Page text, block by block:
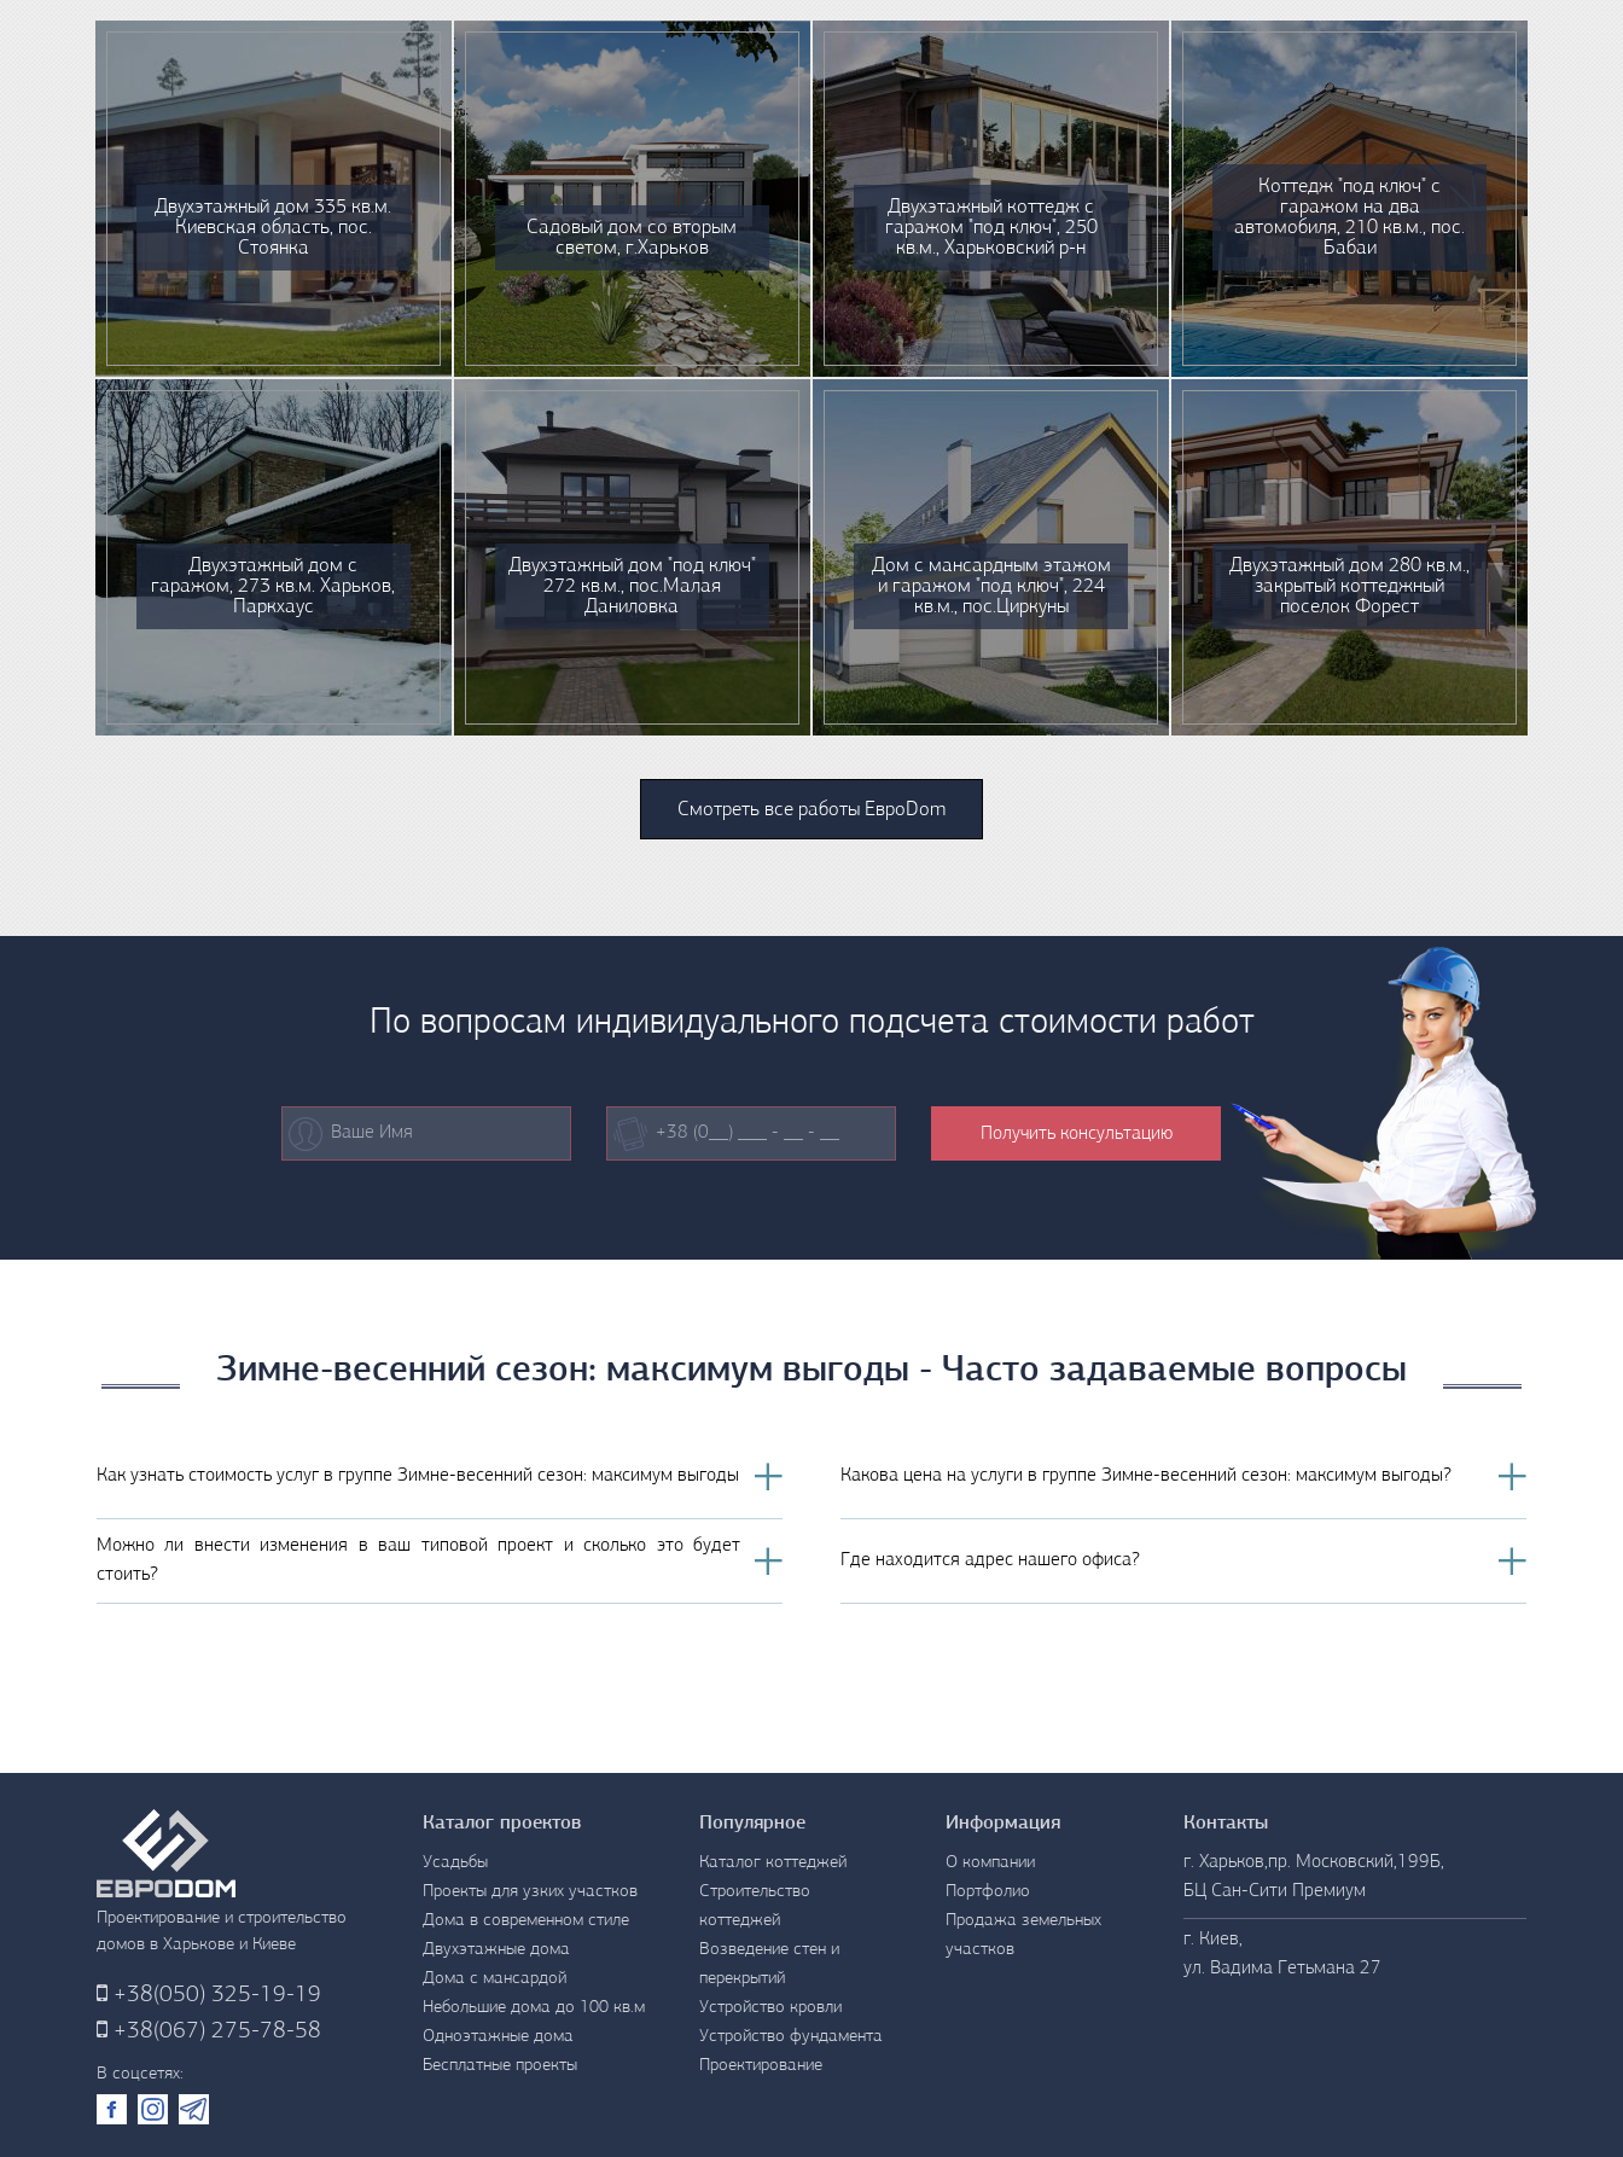
Двухэтажный дом 335 кв.м.
Киевская область, пос.
Стоянка
Садовый дом со вторым
светом, г.Харьков
Двухэтажный коттедж с
гаражом "под ключ", 250
кв.м., Харьковский р-н
Коттедж "под ключ" с
гаражом на два
автомобиля, 210 кв.м., пос.
Бабаи
Двухэтажный дом с
гаражом, 273 кв.м. Харьков,
Паркхаус
Двухэтажный дом "под ключ"
272 кв.м., пос.Малая
Даниловка
Дом с мансардным этажом
и гаражом "под ключ", 224
кв.м., пос.Циркуны
Двухэтажный дом 280 кв.м.,
закрытый коттеджный
поселок Форест
Смотреть все работы ЕвроDom
По вопросам индивидуального подсчета стоимости работ
Зимне-весенний сезон: максимум выгоды - Часто задаваемые вопросы
Как узнать стоимость услуг в группе Зимне-весенний сезон: максимум выгоды Какова цена на услуги в группе Зимне-весенний сезон: максимум выгоды?
Можно ли внести изменения в ваш типовой проект и сколько это будет
стоить?
Где находится адрес нашего офиса?
Проектирование и строительство
домов в Харькове и Киеве
+38(050) 325-19-19
+38(067) 275-78-58
В соцсетях:
Каталог проектов
Усадьбы
Проекты для узких участков
Дома в современном стиле
Двухэтажные дома
Дома с мансардой
Небольшие дома до 100 кв.м
Одноэтажные дома
Бесплатные проекты
Популярное
Каталог коттеджей
Строительство
коттеджей
Возведение стен и
перекрытий
Устройство кровли
Устройство фундамента
Проектирование
Информация
О компании
Портфолио
Продажа земельных
участков
Контакты
г. Харьков,пр. Московский,199Б,
БЦ Сан-Сити Премиум
г. Киев,
ул. Вадима Гетьмана 27